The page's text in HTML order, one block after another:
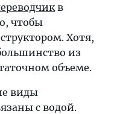
в
чтобы
Хотя,
из
объеме.
виды
с водой.